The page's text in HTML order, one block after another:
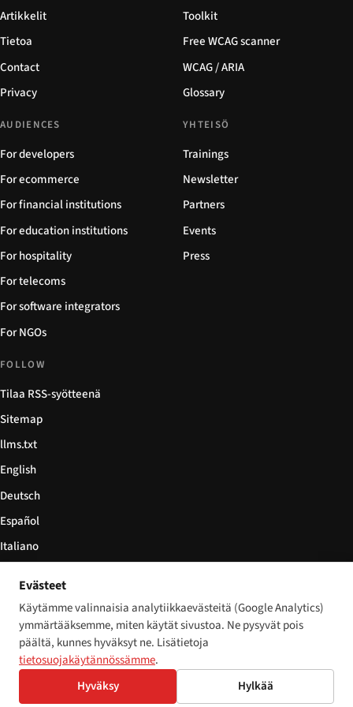
Artikkelit
Tietoa
Contact
Privacy
Toolkit
Free WCAG scanner
WCAG / ARIA
Glossary
AUDIENCES
For developers
For ecommerce
For financial institutions
For education institutions
For hospitality
For telecoms
For software integrators
For NGOs
YHTEISÖ
Trainings
Newsletter
Partners
Events
Press
FOLLOW
Tilaa RSS-syötteenä
Sitemap
llms.txt
English
Deutsch
Español
Italiano
© 2026 Disability World. Kaikki oikeudet pidätetään. Cookie settings
DeutschEspañol PolskiFrançais
Evästeet
Käytämme valinnaisia analytiikkaevästeitä (Google Analytics)
ymmärtääksemme, miten käytät sivustoa. Ne pysyvät pois
päältä, kunnes hyväksyt ne. Lisätietoja
tietosuojakäytännössämme.
Hyväksy
Hylkää